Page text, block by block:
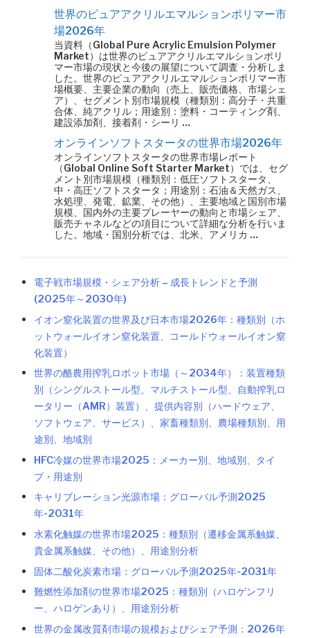
世界のピュアアクリルエマルションポリマー市
場2026年
当資料（Global Pure Acrylic Emulsion Polymer
Market）は世界のピュアアクリルエマルションポリ
マー市場の現状と今後の展望について調査・分析しま
した。世界のピュアアクリルエマルションポリマー市
場概要、主要企業の動向（売上、販売価格、市場シェ
ア）、セグメント別市場規模（種類別：高分子・共重
合体、純アクリル；用途別：塗料・コーティング剤、
建設添加剤、接着剤・シーリ …
オンラインソフトスタータの世界市場2026年
オンラインソフトスタータの世界市場レポート
（Global Online Soft Starter Market）では、セグ
メント別市場規模（種類別：低圧ソフトスタータ、
中・高圧ソフトスタータ；用途別：石油＆天然ガス、
水処理、発電、鉱業、その他）、主要地域と国別市場
規模、国内外の主要プレーヤーの動向と市場シェア、
販売チャネルなどの項目について詳細な分析を行いま
した。地域・国別分析では、北米、アメリカ …
電子戦市場規模・シェア分析 – 成長トレンドと予測
(2025年～2030年)
イオン窒化装置の世界及び日本市場2026年：種類別（ホ
ットウォールイオン窒化装置、コールドウォールイオン窒
化装置）
世界の酪農用搾乳ロボット市場（～2034年）：装置種類
別（シングルストール型、マルチストール型、自動搾乳ロ
ータリー（AMR）装置）、提供内容別（ハードウェア、
ソフトウェア、サービス）、家畜種類別、農場種類別、用
途別、地域別
HFC冷媒の世界市場2025：メーカー別、地域別、タイ
プ・用途別
キャリブレーション光源市場：グローバル予測2025
年-2031年
水素化触媒の世界市場2025：種類別（遷移金属系触媒、
貴金属系触媒、その他）、用途別分析
固体二酸化炭素市場：グローバル予測2025年-2031年
難燃性添加剤の世界市場2025：種類別（ハロゲンフリ
ー、ハロゲンあり）、用途別分析
世界の金属改質剤市場の規模およびシェア予測：2026年